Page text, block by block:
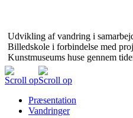
Udvikling af vandring i
Billedskole i forbindelse med
Kunstmuseums huse gennem
Scroll opScroll op
Præsentation
Vandringer